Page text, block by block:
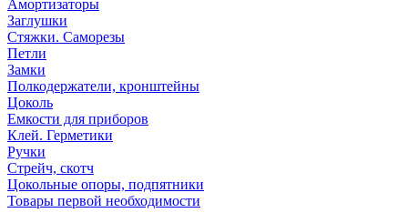
Амортизаторы
Заглушки
Стяжки. Саморезы
Петли
Замки
Полкодержатели, кронштейны
Цоколь
Емкости для приборов
Клей. Герметики
Ручки
Стрейч, скотч
Цокольные опоры, подпятники
Товары первой необходимости